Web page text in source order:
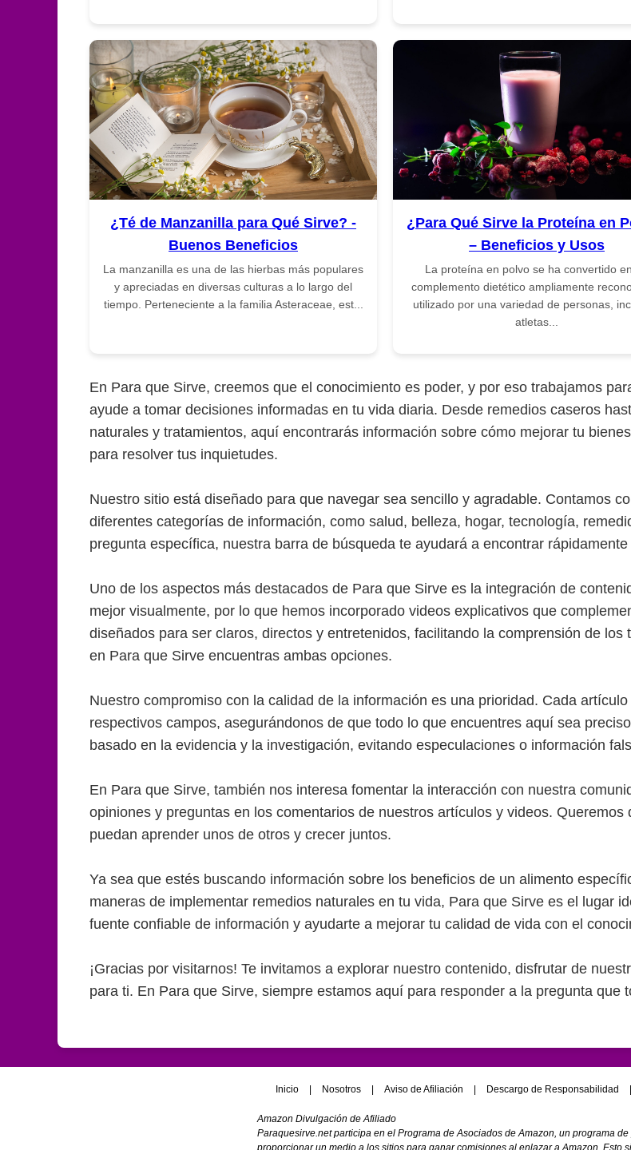
¿Té de Manzanilla para Qué Sirve? -
Buenos Beneficios
La manzanilla es una de las hierbas más populares
y apreciadas en diversas culturas a lo largo del
tiempo. Perteneciente a la familia Asteraceae, est...
¿Para Qué Sirve la Proteína en
– Beneficios y Usos
La proteína en polvo se ha convertido
complemento dietético ampliamente
utilizado por una variedad de personas,
atletas...
En Para que Sirve, creemos que el conocimiento es poder, y por eso trabajamos
ayude a tomar decisiones informadas en tu vida diaria. Desde remedios caseros
naturales y tratamientos, aquí encontrarás información sobre cómo mejorar tu
para resolver tus inquietudes.
Nuestro sitio está diseñado para que navegar sea sencillo y agradable. Contamos
diferentes categorías de información, como salud, belleza, hogar, tecnología,
pregunta específica, nuestra barra de búsqueda te ayudará a encontrar
Uno de los aspectos más destacados de Para que Sirve es la integración de
mejor visualmente, por lo que hemos incorporado videos explicativos que
diseñados para ser claros, directos y entretenidos, facilitando la comprensión de
en Para que Sirve encuentras ambas opciones.
Nuestro compromiso con la calidad de la información es una prioridad. Cada
respectivos campos, asegurándonos de que todo lo que encuentres aquí sea
basado en la evidencia y la investigación, evitando especulaciones o información
En Para que Sirve, también nos interesa fomentar la interacción con nuestra
opiniones y preguntas en los comentarios de nuestros artículos y videos.
puedan aprender unos de otros y crecer juntos.
Ya sea que estés buscando información sobre los beneficios de un alimento
maneras de implementar remedios naturales en tu vida, Para que Sirve es el lugar
fuente confiable de información y ayudarte a mejorar tu calidad de vida con el
¡Gracias por visitarnos! Te invitamos a explorar nuestro contenido, disfrutar de
para ti. En Para que Sirve, siempre estamos aquí para responder a la pregunta que
Inicio Nosotros Aviso de Afiliación Descargo de Responsabilidad
Amazon Divulgación de Afiliado
Paraquesirve.net participa en el Programa de Asociados de Amazon, un programa
proporcionar un medio a los sitios para ganar comisiones al enlazar a Amazon. Esto